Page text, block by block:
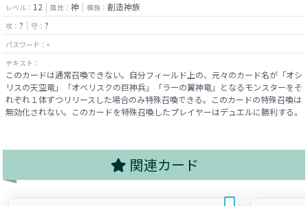
レベル： 12 属性： 神 種族： 創造神族
攻： ? 守： ?
パスワード： -
テキスト：
このカードは通常召喚できない。自分フィールド上の、元々のカード名が「オシ
リスの天空竜」「オベリスクの巨神兵」「ラーの翼神竜」となるモンスターをそ
れぞれ１体ずつリリースした場合のみ特殊召喚できる。このカードの特殊召喚は
無効化されない。このカードを特殊召喚したプレイヤーはデュエルに勝利する。
関連カード